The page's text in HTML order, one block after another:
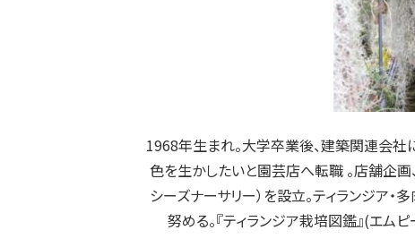
1968年生まれ。大学卒業後、建築関連会
色を生かしたいと園芸店へ転職 。店舗企画
シーズナーサリー）を設立。ティランジア
努める。『ティランジア栽培図鑑』(エム